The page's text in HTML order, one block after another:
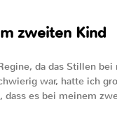
zweiten Kind
da das Stillen bei
war, hatte ich
dass es bei meinem